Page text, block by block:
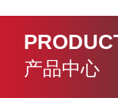
产品中心